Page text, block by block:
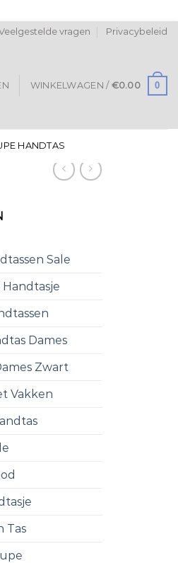
vragen Privacybeleid
WINKELWAGEN / €0.00 0
HANDTAS
Sale
Dames
Zwart
Vakken
Tas